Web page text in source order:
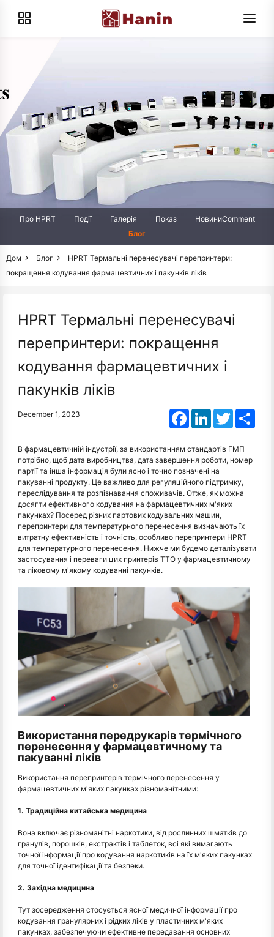
Про HPRT Події Галерія Показ
НовиниComment
Блог
Дом Блог
HPRT Термальні перенесувачі перепринтери:
покращення кодування фармацевтичних і пакунків ліків
HPRT Термальні перенесувачі
перепринтери: покращення
кодування фармацевтичних і
пакунків ліків
December 1, 2023 FacebookLinkedInTwitter
В фармацевтичній індустрії, за використанням стандартів ГМП
потрібно, щоб дата виробництва, дата завершення роботи, номер
партії та інша інформація були ясно і точно позначені на
пакуванні продукту. Це важливо для регуляційного підтримку,
переслідування та розпізнавання споживачів. Отже, як можна
досягти ефективного кодування на фармацевтичних м'яких
пакунках? Посеред різних партових кодувальних машин,
перепринтери для температурного перенесення визначають їх
витратну ефективність і точність, особливо перепринтери HPRT
для температурного перенесення. Нижче ми будемо деталізувати
застосування і переваги цих принтерів TTO у фармацевтичному
та ліковому м'якому кодуванні пакунків.
Використання передрукарів термічного
перенесення у фармацевтичному та
пакуванні ліків
Використання перепринтерів термічного перенесення у
фармацевтичних м'яких пакунках різноманітними:
1. Традиційна китайська медицина
Вона включає різноманітні наркотики, від рослинних шматків до
гранулів, порошків, екстрактів і таблеток, всі які вимагають
точної інформації про кодування наркотиків на їх м'яких пакунках
для точної ідентифікації та безпеки.
2. Західна медицина
Тут зосередження стосується ясної медичної інформації про
кодування гранулярних і рідких ліків у пластичних м'яких
пакунках, забезпечуючи ефективне передавання основних